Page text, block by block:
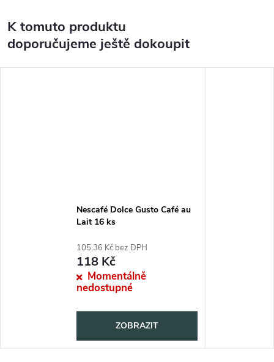
K tomuto produktu
doporučujeme ještě dokoupit
Nescafé Dolce Gusto Café au
Lait 16 ks
105,36 Kč bez DPH
118 Kč
Momentálně
nedostupné
ZOBRAZIT